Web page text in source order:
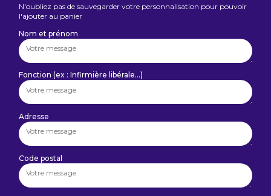
N'oubliez pas de sauvegarder votre personnalisation pour pouvoir
l'ajouter au panier
Nom et prénom
Fonction (ex : Infirmière libérale…)
Adresse
Code postal